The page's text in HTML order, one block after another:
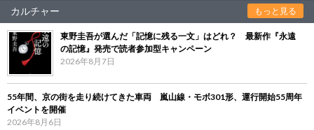
カルチャー もっと見る
東野圭吾が選んだ「記憶に残る一文」はどれ？ 最新作『永遠
の記憶』発売で読者参加型キャンペーン
2026年8月7日
55年間、京の街を走り続けてきた車両 嵐山線・モボ301形、運行開始55周年
イベントを開催
2026年8月6日